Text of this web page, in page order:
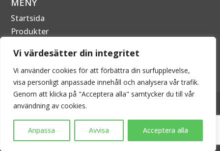
Vi värdesätter din integritet
Vi använder cookies för att förbättra din surfupplevelse,
visa personligt anpassade innehåll och analysera vår trafik.
Genom att klicka på "Acceptera alla" samtycker du till vår
användning av cookies.
Anpassa Avvisa Acceptera alla
Startsida
Produkter
Kontakta oss
2026 © EPECON AB - Alla rättigheter förbehållna. Kopiering